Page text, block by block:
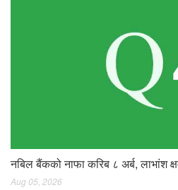
नबिल बैंकको नाफा करिब ८ अर्ब, लाभांश
Aug 05, 2026